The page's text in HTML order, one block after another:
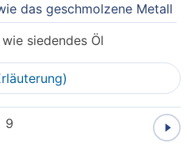
das geschmolzene Metall
siedendes Öl
9